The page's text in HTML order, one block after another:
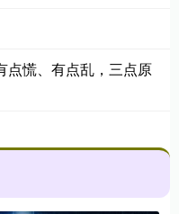
点慌、有点乱，三点原